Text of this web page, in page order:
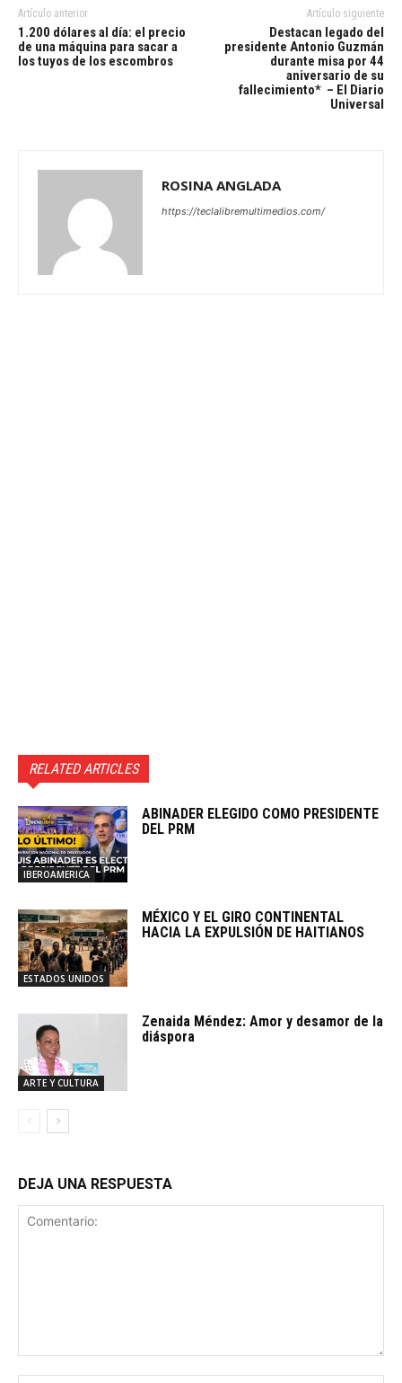
Artículo anterior
1.200 dólares al día: el precio
de una máquina para sacar a
los tuyos de los escombros
Artículo siguiente
Destacan legado del
presidente Antonio Guzmán
durante misa por 44
aniversario de su
fallecimiento* – El Diario
Universal
ROSINA ANGLADA
https://teclalibremultimedios.com/
RELATED ARTICLES
IBEROAMERICA
ABINADER ELEGIDO COMO PRESIDENTE
DEL PRM
ESTADOS UNIDOS
MÉXICO Y EL GIRO CONTINENTAL
HACIA LA EXPULSIÓN DE HAITIANOS
ARTE Y CULTURA
Zenaida Méndez: Amor y desamor de la
diáspora
DEJA UNA RESPUESTA